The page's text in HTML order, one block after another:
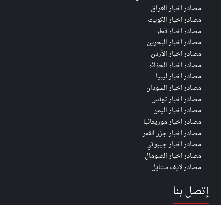
مصادر اخبار العراق
مصادر اخبار الكويت
مصادر اخبار قطر
مصادر اخبار البحرين
مصادر اخبار الأردن
مصادر اخبار الجزائر
مصادر اخبار ليبيا
مصادر اخبار السودان
مصادر اخبار تونس
مصادر اخبار اليمن
مصادر اخبار موريتانيا
مصادر اخبار جزر القمر
مصادر اخبار جيبوتي
مصادر اخبار الصومال
مصادر لايف ستايل
إتصل بنا